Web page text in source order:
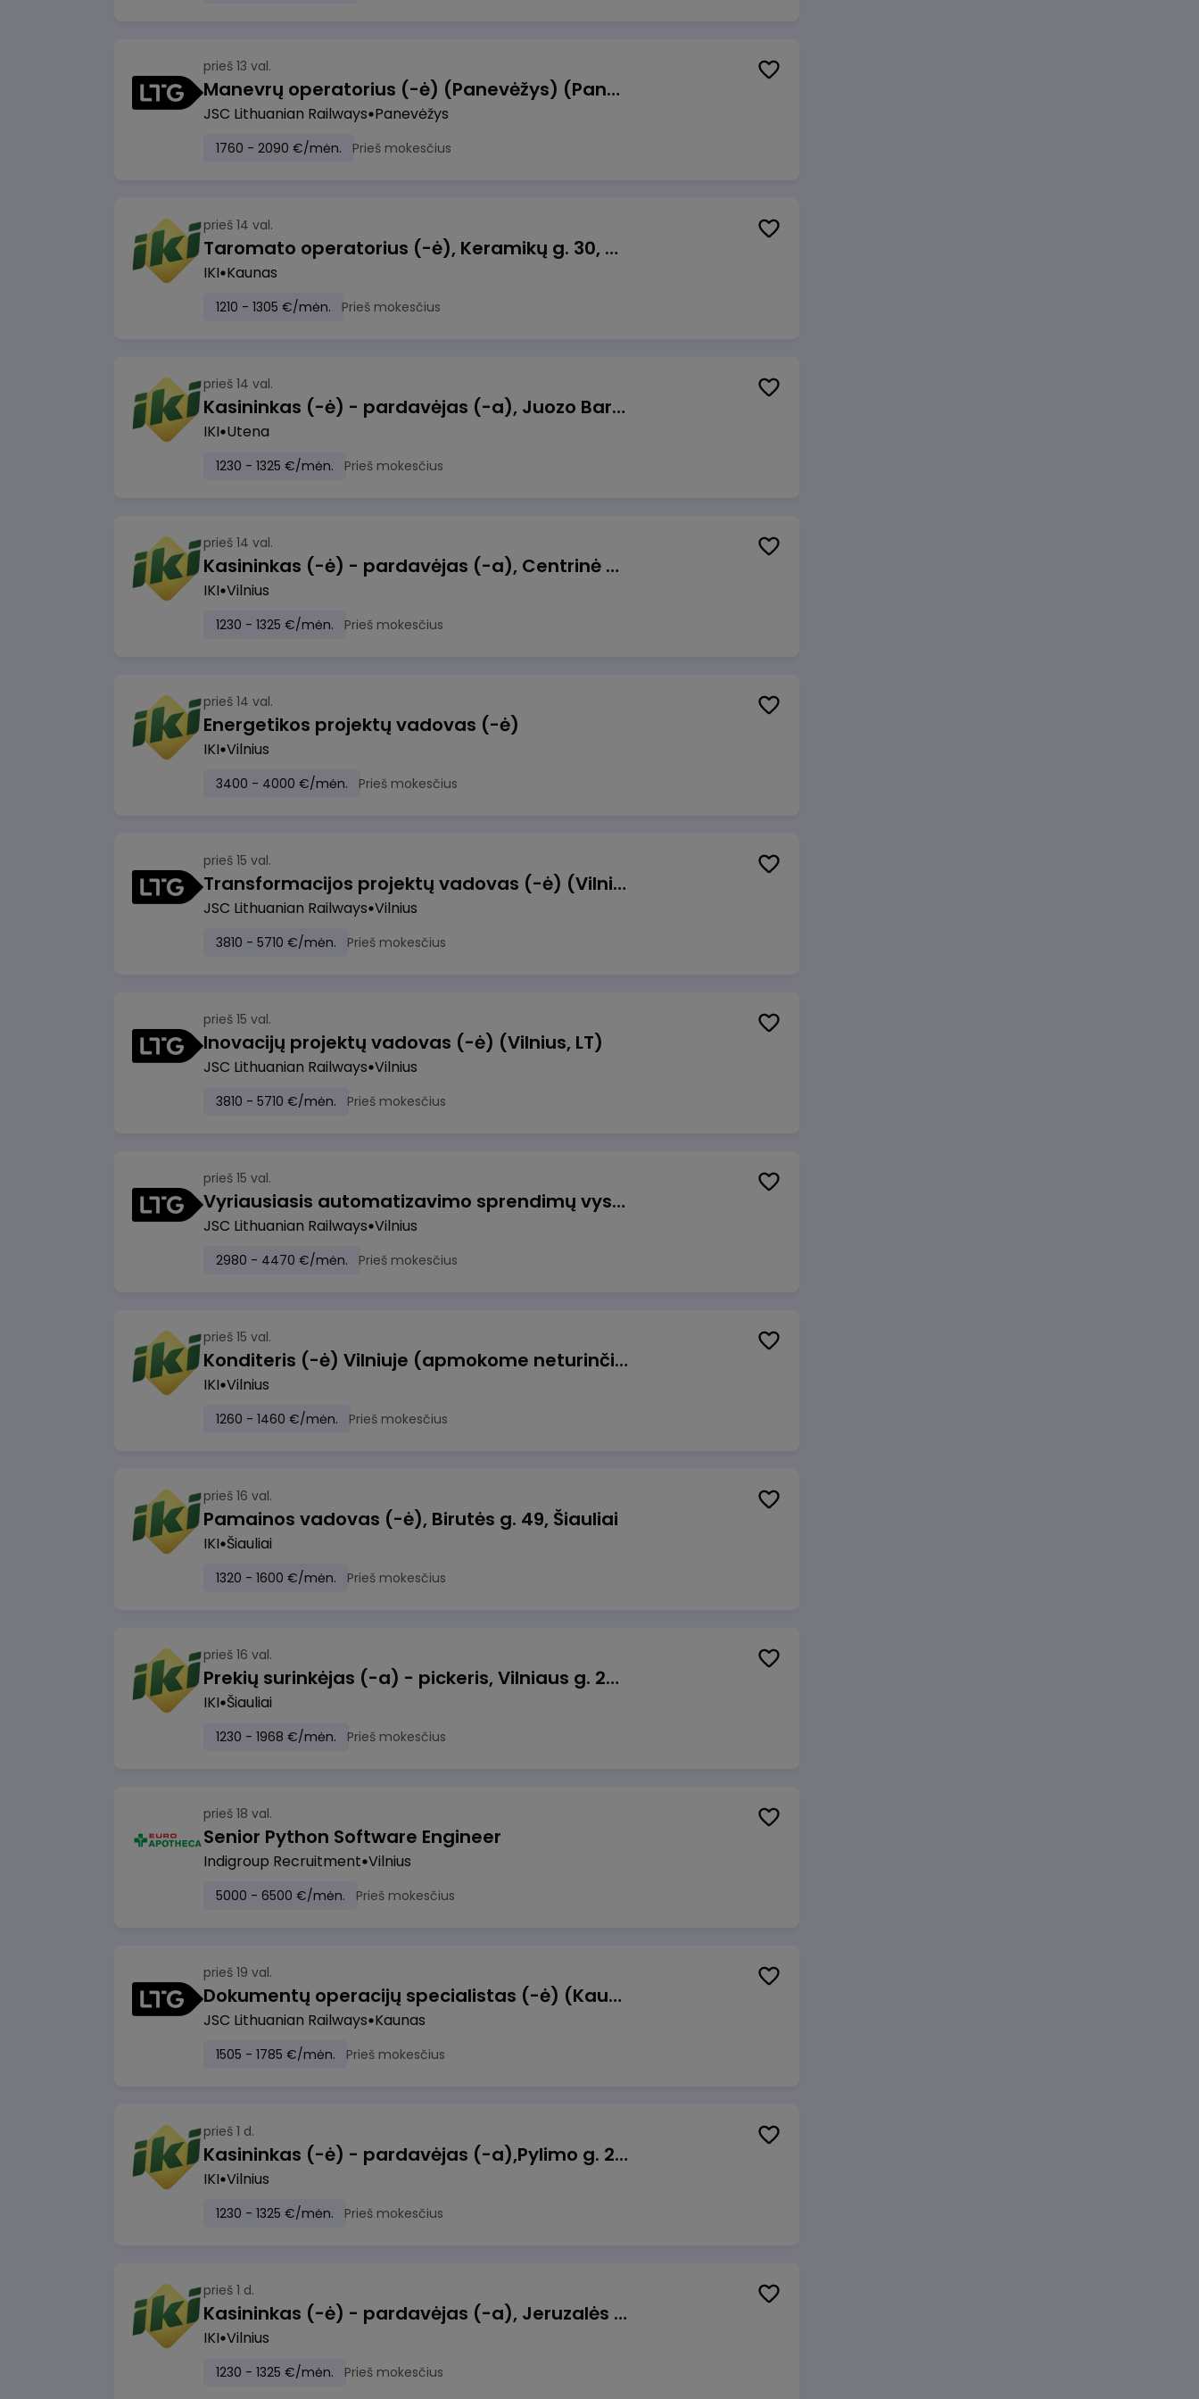
prieš 13 val.
Manevrų operatorius (-ė) (Panevėžys) (Panevėžys, LT)
JSC Lithuanian Railways Panevėžys
1760 - 2090 €/mėn. Prieš mokesčius
prieš 14 val.
Taromato operatorius (-ė), Keramikų g. 30, Neveronys
IKI Kaunas
1210 - 1305 €/mėn. Prieš mokesčius
prieš 14 val.
Kasininkas (-ė) - pardavėjas (-a), Juozo Bartašiaus g. 1, Utena
IKI Utena
1230 - 1325 €/mėn. Prieš mokesčius
prieš 14 val.
Kasininkas (-ė) - pardavėjas (-a), Centrinė g. 62, Galgiai
IKI Vilnius
1230 - 1325 €/mėn. Prieš mokesčius
prieš 14 val.
Energetikos projektų vadovas (-ė)
IKI Vilnius
3400 - 4000 €/mėn. Prieš mokesčius
prieš 15 val.
Transformacijos projektų vadovas (-ė) (Vilnius, LT)
JSC Lithuanian Railways Vilnius
3810 - 5710 €/mėn. Prieš mokesčius
prieš 15 val.
Inovacijų projektų vadovas (-ė) (Vilnius, LT)
JSC Lithuanian Railways Vilnius
3810 - 5710 €/mėn. Prieš mokesčius
prieš 15 val.
Vyriausiasis automatizavimo sprendimų vystytojas (-a) (Vilnius, LT)
JSC Lithuanian Railways Vilnius
2980 - 4470 €/mėn. Prieš mokesčius
prieš 15 val.
Konditeris (-ė) Vilniuje (apmokome neturinčius patirties)
IKI Vilnius
1260 - 1460 €/mėn. Prieš mokesčius
prieš 16 val.
Pamainos vadovas (-ė), Birutės g. 49, Šiauliai
IKI Šiauliai
1320 - 1600 €/mėn. Prieš mokesčius
prieš 16 val.
Prekių surinkėjas (-a) - pickeris, Vilniaus g. 220 - 1, Šiauliai
IKI Šiauliai
1230 - 1968 €/mėn. Prieš mokesčius
prieš 18 val.
Senior Python Software Engineer
Indigroup Recruitment Vilnius
5000 - 6500 €/mėn. Prieš mokesčius
prieš 19 val.
Dokumentų operacijų specialistas (-ė) (Kaunas) (Kaunas, LT)
JSC Lithuanian Railways Kaunas
1505 - 1785 €/mėn. Prieš mokesčius
prieš 1 d.
Kasininkas (-ė) - pardavėjas (-a),Pylimo g. 21, Vilnius
IKI Vilnius
1230 - 1325 €/mėn. Prieš mokesčius
prieš 1 d.
Kasininkas (-ė) - pardavėjas (-a), Jeruzalės g. 17, Vilnius
IKI Vilnius
1230 - 1325 €/mėn. Prieš mokesčius